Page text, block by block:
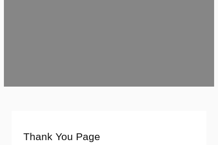
Thank You Page